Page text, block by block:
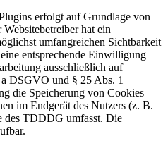
erfolgt auf Grundlage von
hat ein
umfangreichen Sichtbarkeit
entsprechende Einwilligung
ausschließlich auf
DSGVO und § 25 Abs. 1
die Speicherung von Cookies
im Endgerät des Nutzers (z. B.
des TDDDG umfasst. Die